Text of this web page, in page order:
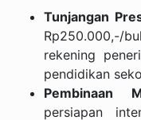
Tunjangan
Rp250.000,-/
rekening
pendidikan
Pembinaan
persiapan